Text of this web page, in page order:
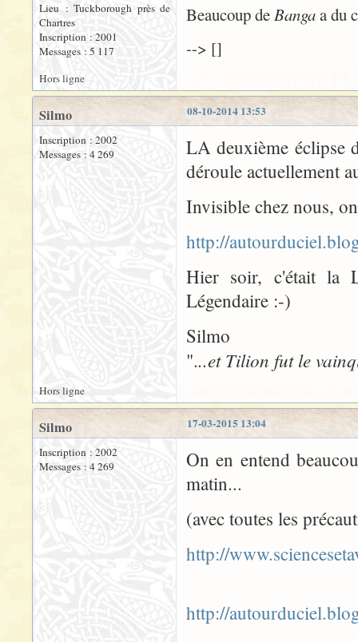
Lieu : Tuckborough près de
Chartres
Inscription : 2001
Messages : 5 117
Beaucoup deBangaa du
--> []
Hors ligne
08-10-2014 13:53
Silmo
Inscription : 2002
Messages : 4 269
LA deuxième éclipse
déroule actuellement
Invisible chez nous,
http://
Hier soir, c'était la
Légendaire :-)
Silmo
"...et Tilion fut le
Hors ligne
17-03-2015 13:04
Silmo
Inscription : 2002
Messages : 4 269
On en entend
matin...
(avec toutes les
http://
http://